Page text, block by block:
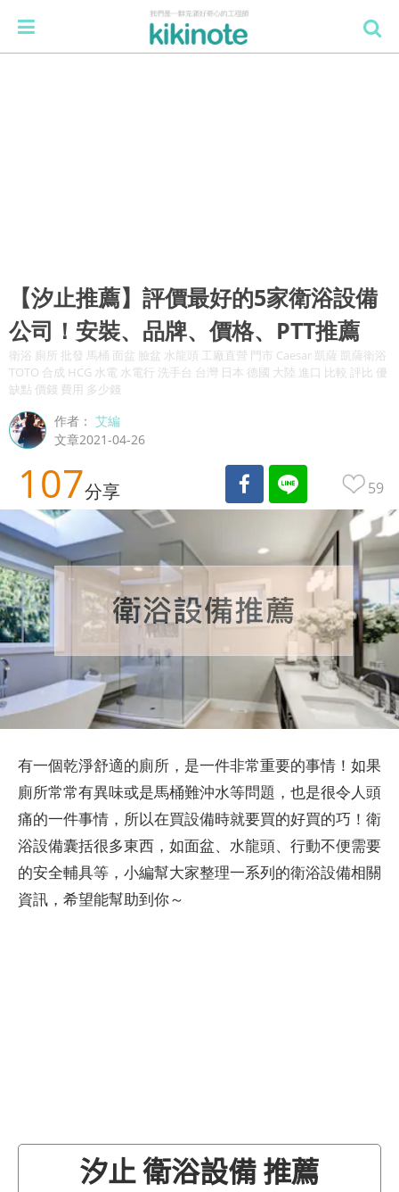
【汐止推薦】評價最好的5家衛浴設備
公司！安裝、品牌、價格、PTT推薦
衛浴 廁所 批發 馬桶 面盆 臉盆 水龍頭 工廠直營 門市 Caesar 凱薩 凱薩衛浴
TOTO 合成 HCG 水電 水電行 洗手台 台灣 日本 德國 大陸 進口 比較 評比 優
缺點 價錢 費用 多少錢
作者：艾編
文章2021-04-26
107分享 59
有一個乾淨舒適的廁所，是一件非常重要的事情！如果
廁所常常有異味或是馬桶難沖水等問題，也是很令人頭
痛的一件事情，所以在買設備時就要買的好買的巧！衛
浴設備囊括很多東西，如面盆、水龍頭、行動不便需要
的安全輔具等，小編幫大家整理一系列的衛浴設備相關
資訊，希望能幫助到你～
汐止 衛浴設備 推薦